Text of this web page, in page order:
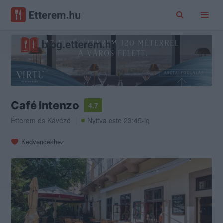
Café Intenzo
4.7
Étterem és Kávézó Nyitva este 23:45-ig
Kedvencekhez